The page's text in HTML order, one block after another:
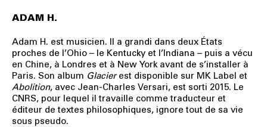
ADAM H.
Adam H. est musicien. Il a grandi dans deux États
proches de l’Ohio – le Kentucky et l’Indiana – puis a vécu
en Chine, à Londres et à New York avant de s’installer à
Paris. Son album Glacierest disponible sur MK Label et
Abolition, avec Jean-Charles Versari, est sorti 2015. Le
CNRS, pour lequel il travaille comme traducteur et
éditeur de textes philosophiques, ignore tout de sa vie
sous pseudo.